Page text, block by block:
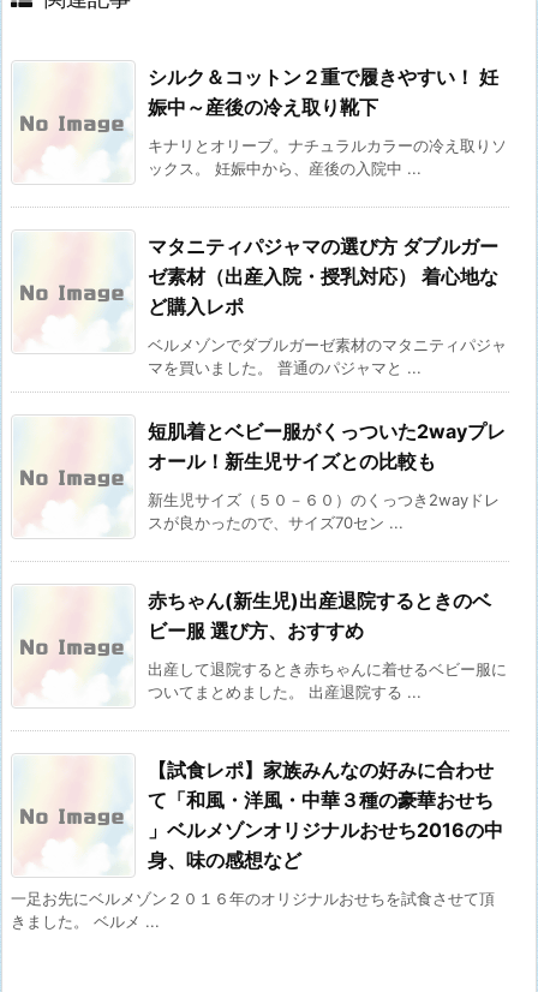
シルク＆コットン２重で履きやすい！ 妊
娠中～産後の冷え取り靴下
キナリとオリーブ。ナチュラルカラーの冷え取りソ
ックス。 妊娠中から、産後の入院中 ...
マタニティパジャマの選び方 ダブルガー
ゼ素材（出産入院・授乳対応） 着心地な
ど購入レポ
ベルメゾンでダブルガーゼ素材のマタニティパジャ
マを買いました。 普通のパジャマと ...
短肌着とベビー服がくっついた2wayプレ
オール！新生児サイズとの比較も
新生児サイズ（５０－６０）のくっつき2wayドレ
スが良かったので、サイズ70セン ...
赤ちゃん(新生児)出産退院するときのベ
ビー服 選び方、おすすめ
出産して退院するとき赤ちゃんに着せるベビー服に
ついてまとめました。 出産退院する ...
【試食レポ】家族みんなの好みに合わせ
て「和風・洋風・中華３種の豪華おせち
」ベルメゾンオリジナルおせち2016の中
身、味の感想など
一足お先にベルメゾン２０１６年のオリジナルおせちを試食させて頂
きました。 ベルメ ...